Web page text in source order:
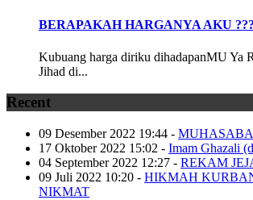
BERAPAKAH HARGANYA AKU ???
Kubuang harga diriku dihadapanMU Ya
Jihad di...
Recent
09 Desember 2022 19:44 -
17 Oktober 2022 15:02 - Imam Ghazali
04 September 2022 12:27 - REKAM
09 Juli 2022 10:20 - HIKMAH
NIKMAT